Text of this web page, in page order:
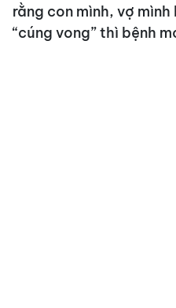
rằng con mình, vợ mình
“cúng vong” thì bệnh